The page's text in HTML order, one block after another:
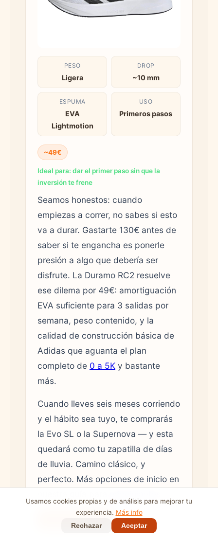
PESO
Ligera
DROP
~10 mm
ESPUMA
EVA
Lightmotion
USO
Primeros pasos
~49€
Ideal para: dar el primer paso sin que la
inversión te frene
Seamos honestos: cuando
empiezas a correr, no sabes si esto
va a durar. Gastarte 130€ antes de
saber si te engancha es ponerle
presión a algo que debería ser
disfrute. La Duramo RC2 resuelve
ese dilema por 49€: amortiguación
EVA suficiente para 3 salidas por
semana, peso contenido, y la
calidad de construcción básica de
Adidas que aguanta el plan
completo de 0 a 5K y bastante
más.
Cuando lleves seis meses corriendo
y el hábito sea tuyo, te comprarás
la Evo SL o la Supernova — y esta
quedará como tu zapatilla de días
de lluvia. Camino clásico, y
perfecto. Más opciones de inicio en
Usamos cookies propias y de análisis para mejorar tu
experiencia. Más info
Rechazar Aceptar